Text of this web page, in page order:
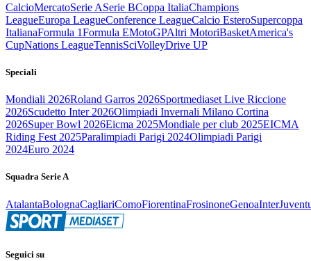
CalcioMercatoSerie ASerie BCoppa ItaliaChampions
LeagueEuropa LeagueConference LeagueCalcio EsteroSupercoppa
ItalianaFormula 1Formula EMotoGPAltri MotoriBasketAmerica's
CupNations LeagueTennisSciVolleyDrive UP
Speciali
Mondiali 2026Roland Garros 2026Sportmediaset Live Riccione
2026Scudetto Inter 2026Olimpiadi Invernali Milano Cortina
2026Super Bowl 2026Eicma 2025Mondiale per club 2025EICMA
Riding Fest 2025Paralimpiadi Parigi 2024Olimpiadi Parigi
2024Euro 2024
Squadra Serie A
AtalantaBolognaCagliariComoFiorentinaFrosinoneGenoaInter
Seguici su